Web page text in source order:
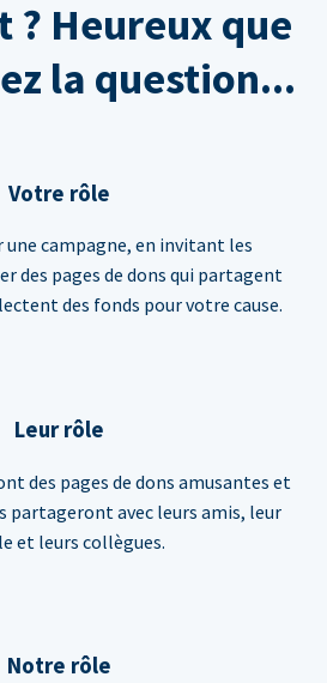
? Heureux que
la question...
Votre rôle
une campagne, en invitant les
des pages de dons qui partagent
des fonds pour votre cause.
Leur rôle
des pages de dons amusantes et
partageront avec leurs amis, leur
et leurs collègues.
Notre rôle